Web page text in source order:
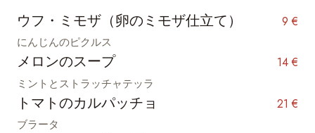
ウフ・ミモザ（卵のミモザ仕立て） 9 €
にんじんのピクルス
メロンのスープ 14 €
ミントとストラッチャテッラ
トマトのカルパッチョ 21 €
ブラータ